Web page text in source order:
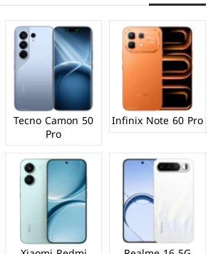
Infinix Note 60 Pro
Tecno Camon 50
Pro